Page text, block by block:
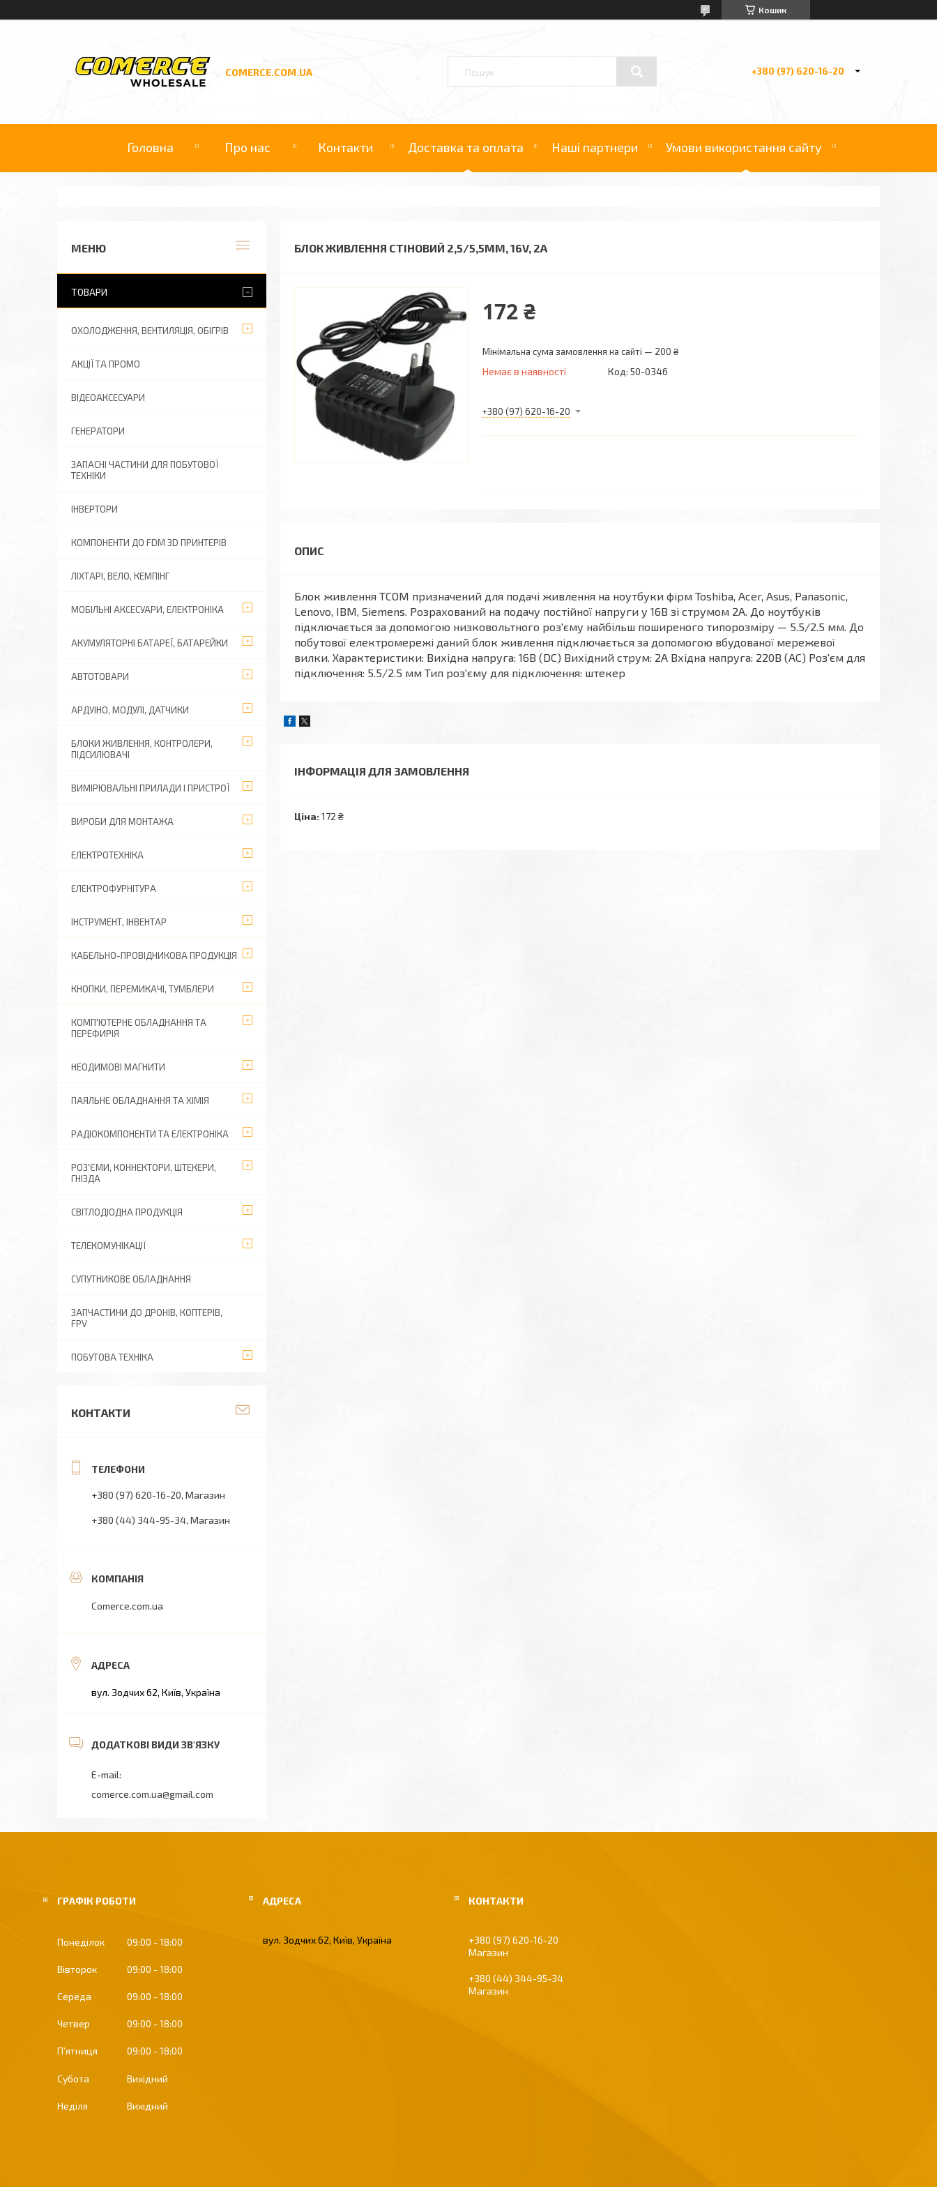
Кошик
COMERCE.COM.UA +380 (97) 620-16-20
Головна Про нас Контакти Доставка та оплата Наші партнери Умови використання сайту
БЛОК ЖИВЛЕННЯ СТІНОВИЙ 2,5/5,5ММ, 16V, 2A
172 ₴
Мінімальна сума замовлення на сайті — 200 ₴
Немає в наявності Код: 50-0346
+380 (97) 620-16-20
Блок живлення TCOM призначений для подачі живлення на ноутбуки фірм Toshiba, Acer, Asus, Panasonic,
Lenovo, IBM, Siemens. Розрахований на подачу постійної напруги у 16В зі струмом 2А. До ноутбуків
підключається за допомогою низковольтного роз'єму найбільш поширеного типорозміру — 5.5/2.5 мм. До
побутової електромережі даний блок живлення підключається за допомогою вбудованої мережевої
вилки. Характеристики: Вихідна напруга: 16В (DC) Вихідний струм: 2А Вхідна напруга: 220В (AC) Роз'єм для
підключення: 5.5/2.5 мм Тип роз'єму для підключення: штекер
ІНФОРМАЦІЯ ДЛЯ ЗАМОВЛЕННЯ
Ціна: 172 ₴
ТОВАРИ
ОХОЛОДЖЕННЯ, ВЕНТИЛЯЦІЯ, ОБІГРІВ
АКЦІЇ ТА ПРОМО
ВІДЕОАКСЕСУАРИ
ГЕНЕРАТОРИ
ЗАПАСНІ ЧАСТИНИ ДЛЯ ПОБУТОВОЇ
ТЕХНІКИ
ІНВЕРТОРИ
КОМПОНЕНТИ ДО FDM 3D ПРИНТЕРІВ
ЛІХТАРІ, ВЕЛО, КЕМПІНГ
МОБІЛЬНІ АКСЕСУАРИ, ЕЛЕКТРОНІКА
АКУМУЛЯТОРНІ БАТАРЕЇ, БАТАРЕЙКИ
АВТОТОВАРИ
АРДУІНО, МОДУЛІ, ДАТЧИКИ
БЛОКИ ЖИВЛЕННЯ, КОНТРОЛЕРИ,
ПІДСИЛЮВАЧІ
ВИМІРЮВАЛЬНІ ПРИЛАДИ І ПРИСТРОЇ
ВИРОБИ ДЛЯ МОНТАЖА
ЕЛЕКТРОТЕХНІКА
ЕЛЕКТРОФУРНІТУРА
ІНСТРУМЕНТ, ІНВЕНТАР
КАБЕЛЬНО-ПРОВІДНИКОВА ПРОДУКЦІЯ
КНОПКИ, ПЕРЕМИКАЧІ, ТУМБЛЕРИ
КОМП'ЮТЕРНЕ ОБЛАДНАННЯ ТА
ПЕРЕФИРІЯ
НЕОДИМОВІ МАГНИТИ
ПАЯЛЬНЕ ОБЛАДНАННЯ ТА ХІМІЯ
РАДІОКОМПОНЕНТИ ТА ЕЛЕКТРОНІКА
РОЗ'ЄМИ, КОННЕКТОРИ, ШТЕКЕРИ,
ГНІЗДА
СВІТЛОДІОДНА ПРОДУКЦІЯ
ТЕЛЕКОМУНІКАЦІЇ
СУПУТНИКОВЕ ОБЛАДНАННЯ
ЗАПЧАСТИНИ ДО ДРОНІВ, КОПТЕРІВ,
FPV
ПОБУТОВА ТЕХНІКА
КОНТАКТИ
+380 (97) 620-16-20 Магазин
+380 (44) 344-95-34 Магазин
Comerce.com.ua
вул. Зодчих 62, Київ, Україна
comerce.com.ua@gmail.com
ГРАФІК РОБОТИ
Понеділок 09:00 18:00
Вівторок 09:00 18:00
Середа 09:00 18:00
Четвер 09:00 18:00
Пʼятниця 09:00 18:00
Субота Вихідний
Неділя Вихідний
вул. Зодчих 62, Київ, Україна
+380 (97) 620-16-20
Магазин
+380 (44) 344-95-34
Магазин